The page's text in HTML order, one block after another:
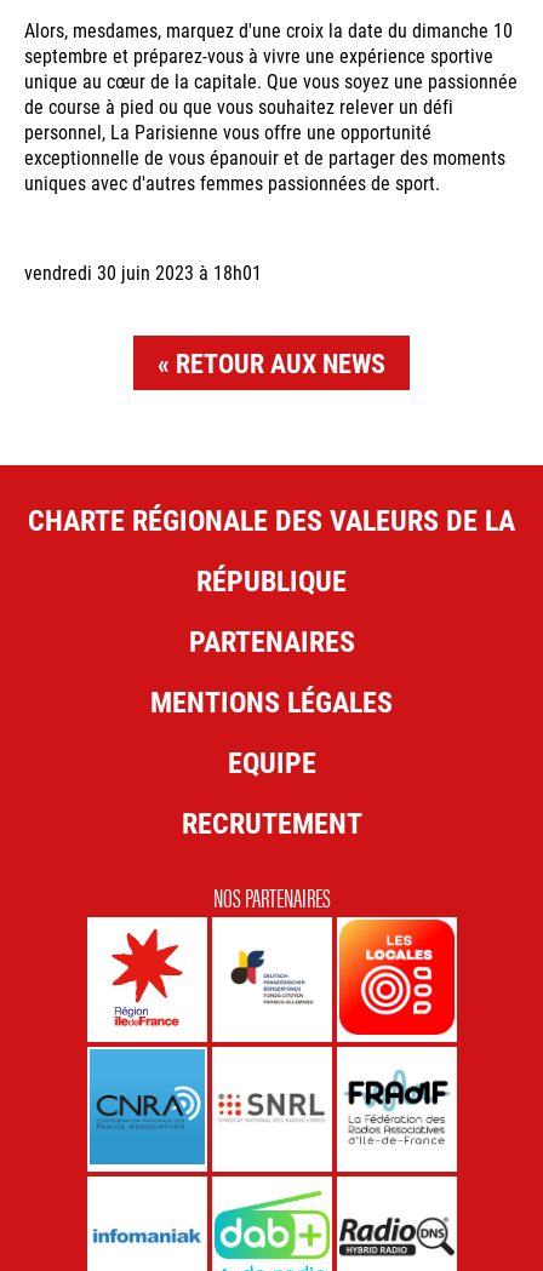
Alors, mesdames, marquez d'une croix la date du dimanche 10
septembre et préparez-vous à vivre une expérience sportive
unique au cœur de la capitale. Que vous soyez une passionnée
de course à pied ou que vous souhaitez relever un défi
personnel, La Parisienne vous offre une opportunité
exceptionnelle de vous épanouir et de partager des moments
uniques avec d'autres femmes passionnées de sport.
vendredi 30 juin 2023 à 18h01
RETOUR AUX NEWS
CHARTE RÉGIONALE DES VALEURS DE LA
RÉPUBLIQUE
PARTENAIRES
MENTIONS LÉGALES
EQUIPE
RECRUTEMENT
NOS PARTENAIRES